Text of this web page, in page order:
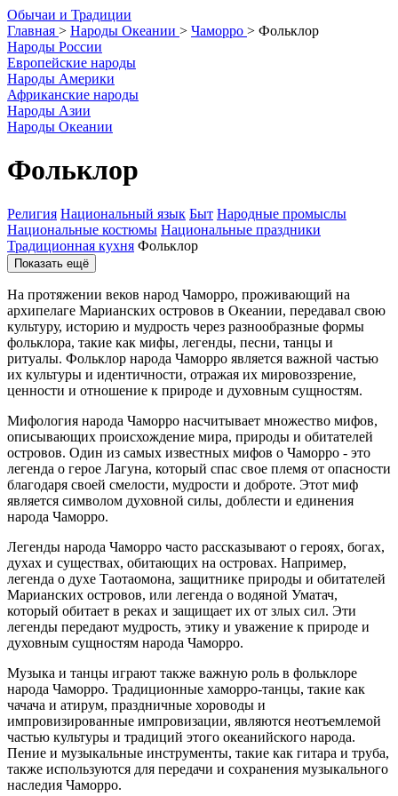
Обычаи и Традиции
Главная > Народы Океании > Чаморро > Фольклор
Народы России
Европейские народы
Народы Америки
Африканские народы
Народы Азии
Народы Океании
Фольклор
Религия Национальный язык Быт Народные промыслы
Национальные костюмы Национальные праздники
Традиционная кухня Фольклор
Показать ещё
На протяжении веков народ Чаморро, проживающий на
архипелаге Марианских островов в Океании, передавал свою
культуру, историю и мудрость через разнообразные формы
фольклора, такие как мифы, легенды, песни, танцы и
ритуалы. Фольклор народа Чаморро является важной частью
их культуры и идентичности, отражая их мировоззрение,
ценности и отношение к природе и духовным сущностям.
Мифология народа Чаморро насчитывает множество мифов,
описывающих происхождение мира, природы и обитателей
островов. Один из самых известных мифов о Чаморро - это
легенда о герое Лагуна, который спас свое племя от опасности
благодаря своей смелости, мудрости и доброте. Этот миф
является символом духовной силы, доблести и единения
народа Чаморро.
Легенды народа Чаморро часто рассказывают о героях, богах,
духах и существах, обитающих на островах. Например,
легенда о духе Таотаомона, защитнике природы и обитателей
Марианских островов, или легенда о водяной Уматач,
который обитает в реках и защищает их от злых сил. Эти
легенды передают мудрость, этику и уважение к природе и
духовным сущностям народа Чаморро.
Музыка и танцы играют также важную роль в фольклоре
народа Чаморро. Традиционные хаморро-танцы, такие как
чачача и атирум, праздничные хороводы и
импровизированные импровизации, являются неотъемлемой
частью культуры и традиций этого океанийского народа.
Пение и музыкальные инструменты, такие как гитара и труба,
также используются для передачи и сохранения музыкального
наследия Чаморро.